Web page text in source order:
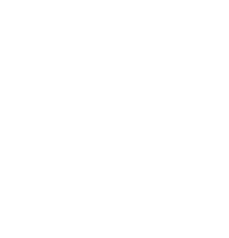
Paşa Sok. No3/A Kadıköy İstanbul